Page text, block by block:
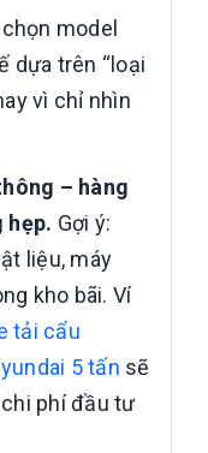
model
dựa trên “loại
vì chỉ nhìn
– hàng
hẹp. Gợi ý:
liệu, máy
kho bãi. Ví
tải cẩu
5 tấn sẽ
phí đầu tư